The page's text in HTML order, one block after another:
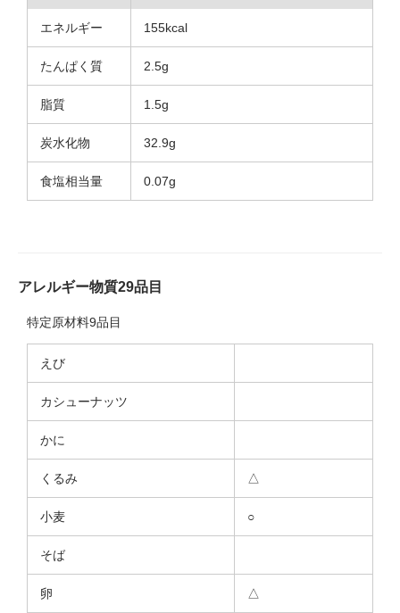
エネルギー 155kcal
たんぱく質 2.5g
脂質 1.5g
炭水化物 32.9g
食塩相当量 0.07g
アレルギー物質29品目
特定原材料9品目
えび
カシューナッツ
かに
くるみ △
小麦 ○
そば
卵 △